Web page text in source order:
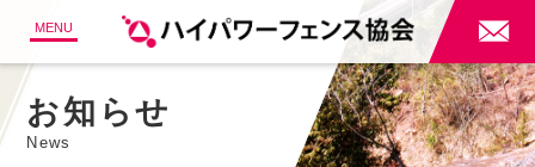
MENU 
お知らせ
News